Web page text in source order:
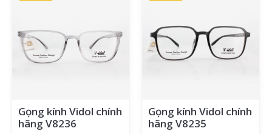
Gọng kính Vidol chính
hãng V8236
Gọng kính Vidol chính
hãng V8235